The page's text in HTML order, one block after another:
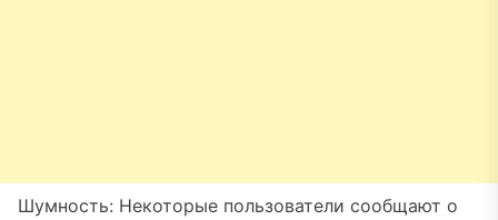
Шумность: Некоторые пользователи сообщают о